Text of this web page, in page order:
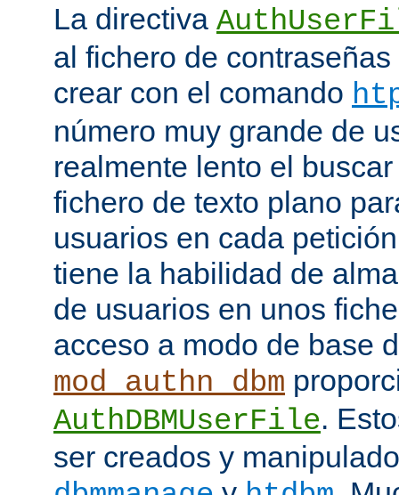
La directiva
al fichero de
crear con el comando
número muy grande de
realmente lento el
fichero de texto plano
usuarios en cada
tiene la habilidad de
de usuarios en unos
acceso a modo de base
mod_authn_dbm
AuthDBMUserFile.
ser creados y